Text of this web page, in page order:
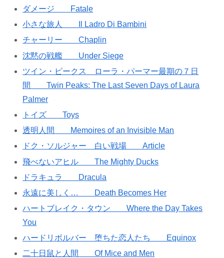
ダメージ Fatale
小さな旅人 Il Ladro Di Bambini
チャーリー Chaplin
沈黙の戦艦 Under Siege
ツイン・ピークス ローラ・パーマー最期の７日
間 Twin Peaks: The Last Seven Days of Laura
Palmer
トイズ Toys
透明人間 Memoires of an Invisible Man
ドク・ソルジャー 白い戦場 Article
飛べないアヒル The Mighty Ducks
ドラキュラ Dracula
永遠に美しく… Death Becomes Her
ハートブレイク・タウン Where the Day Takes
You
ハードリボルバー 堕ちた恋人たち Equinox
二十日鼠と人間 Of Mice and Men